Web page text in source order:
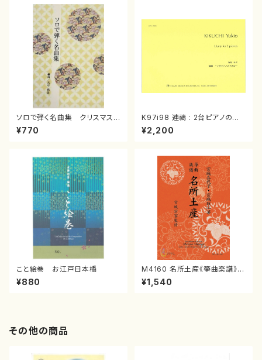
ソロで弾く名曲集 クリスマス・
イブ／恋人がサンタクロース(
箏独奏 /大平光美 編曲/楽
¥770
K97i98 連禱 : 2台ピアノのた
めの（2 Pianos / 菊池 幸夫 /
楽譜）
¥2,200
こと絵巻 お江戸日本橋
¥880
M4160 名所土産《箏曲楽譜》
（箏/宮城喜代子・宮城数江著・
宮城宗家監修/箏曲古典楽譜）
¥1,540
その他の商品